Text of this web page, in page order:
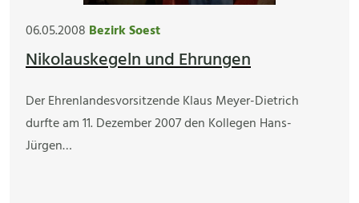
06.05.2008 Bezirk Soest
Nikolauskegeln und Ehrungen
Der Ehrenlandesvorsitzende Klaus Meyer-Dietrich
durfte am 11. Dezember 2007 den Kollegen Hans-
Jürgen…